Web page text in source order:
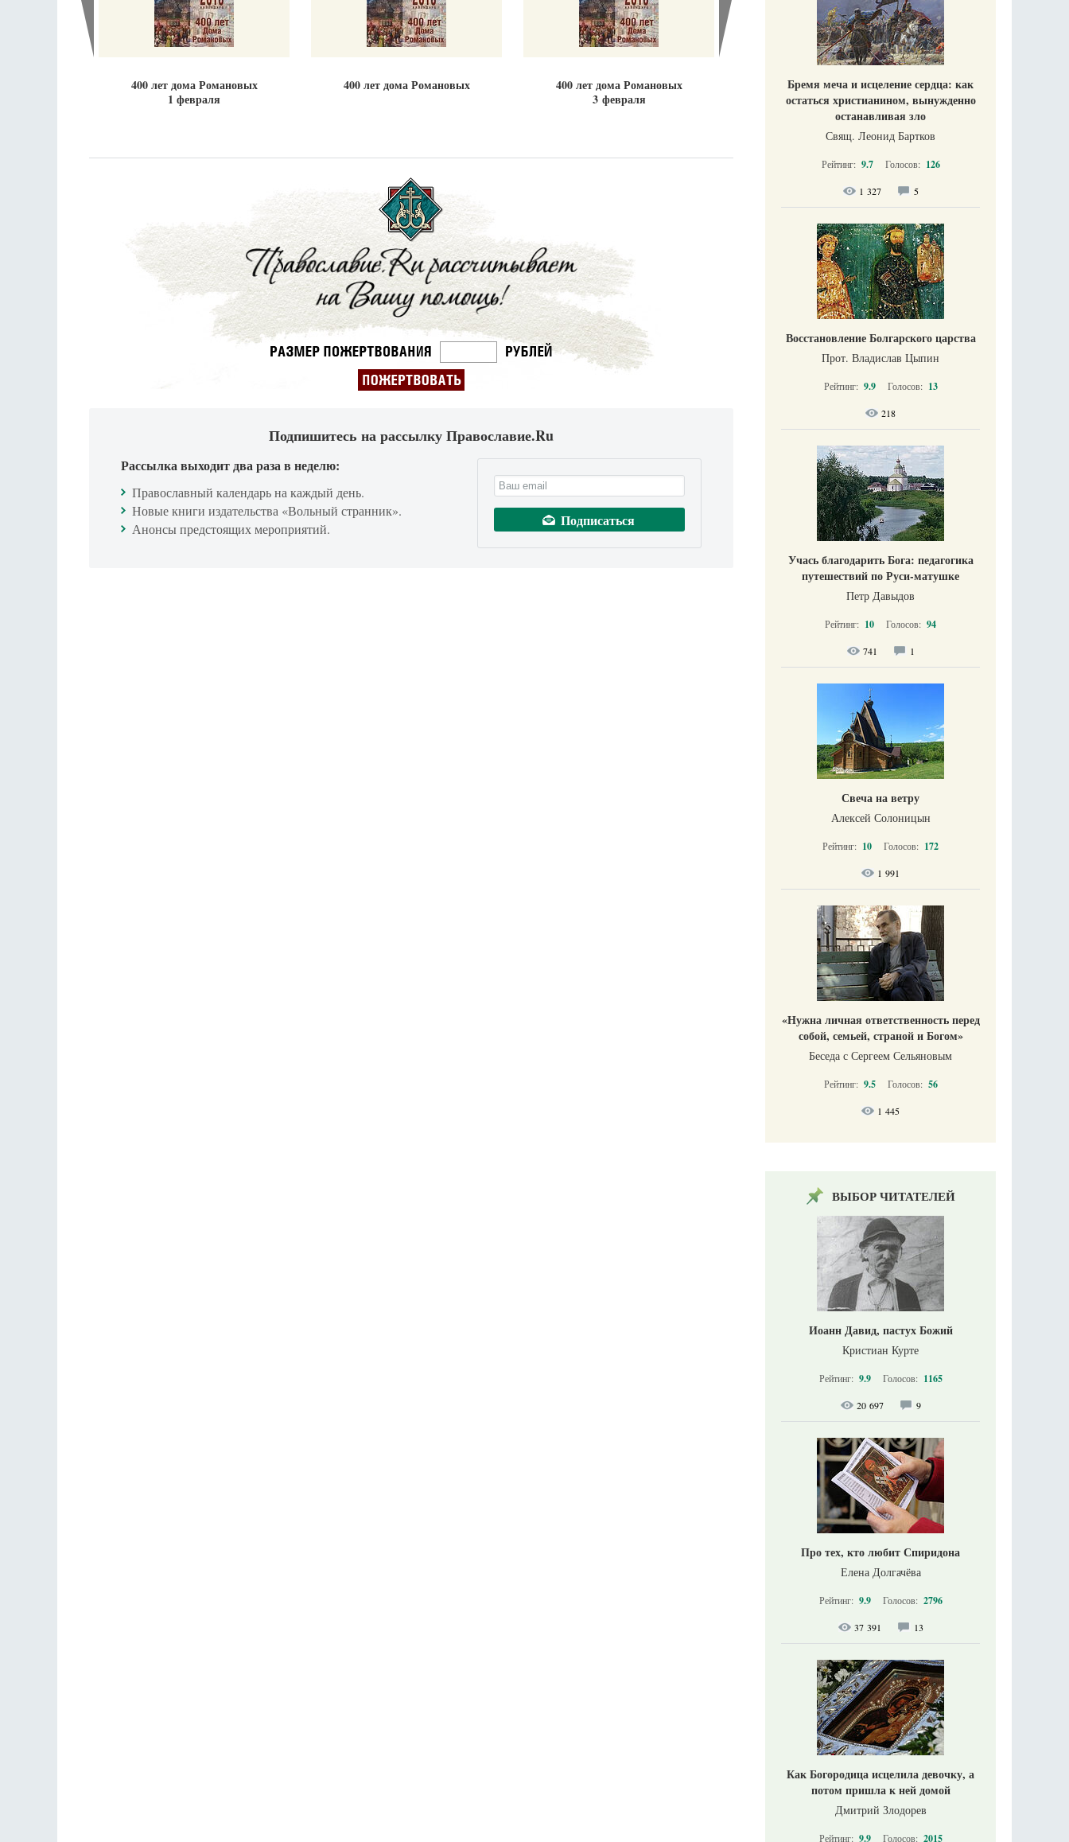
400 лет дома Романовых
1 февраля
400 лет дома Романовых
400 лет дома Романовых
3 февраля
Подпишитесь на рассылку Православие.Ru
Рассылка выходит два раза в неделю:
Православный календарь на каждый день.
Новые книги издательства «Вольный странник».
Анонсы предстоящих мероприятий.
Бремя меча и исцеление сердца: как
остаться христианином, вынужденно
останавливая зло
Свящ. Леонид Бартков
Рейтинг: 9.7 Голосов: 126
1 327 5
Восстановление Болгарского царства
Прот. Владислав Цыпин
Рейтинг: 9.9 Голосов: 13
218
Учась благодарить Бога: педагогика
путешествий по Руси-матушке
Петр Давыдов
Рейтинг: 10 Голосов: 94
741 1
Свеча на ветру
Алексей Солоницын
Рейтинг: 10 Голосов: 172
1 991
«Нужна личная ответственность перед
собой, семьей, страной и Богом»
Беседа с Сергеем Сельяновым
Рейтинг: 9.5 Голосов: 56
1 445
ВЫБОР ЧИТАТЕЛЕЙ
Иоанн Давид, пастух Божий
Кристиан Курте
Рейтинг: 9.9 Голосов: 1165
20 697 9
Про тех, кто любит Спиридона
Елена Долгачёва
Рейтинг: 9.9 Голосов: 2796
37 391 13
Как Богородица исцелила девочку, а
потом пришла к ней домой
Дмитрий Злодорев
Рейтинг: 9.9 Голосов: 2015